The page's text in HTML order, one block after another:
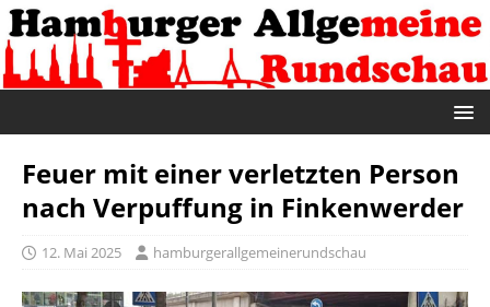
Feuer mit einer verletzten Person
nach Verpuffung in Finkenwerder
12. Mai 2025 hamburgerallgemeinerundschau